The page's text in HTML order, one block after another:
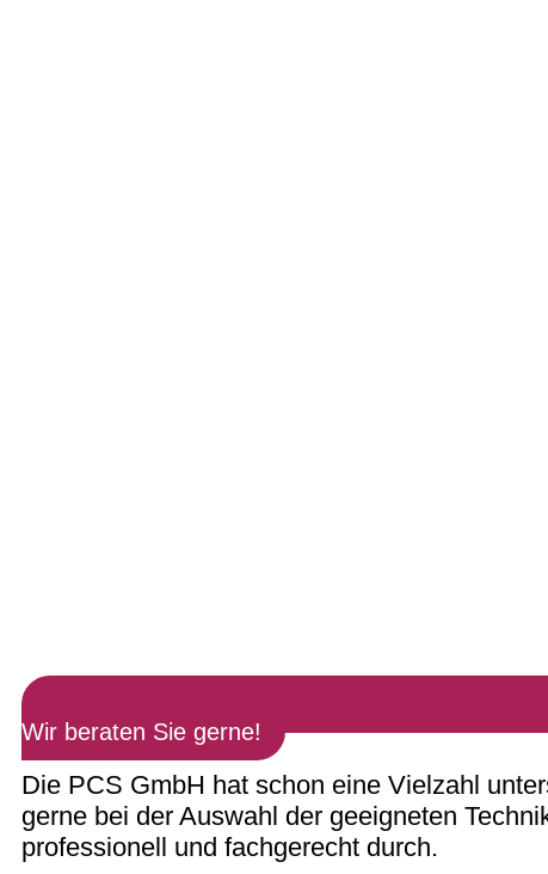
Wir beraten Sie gerne!
Die PCS GmbH hat schon eine Vielzahl
gerne bei der Auswahl der geeigneten
professionell und fachgerecht durch.